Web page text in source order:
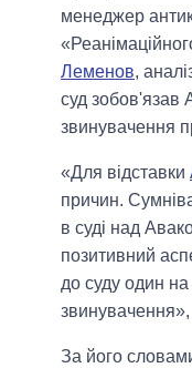
менеджер
Леменов,
суд зобов'язав
звинувачення
«Для відставки
причин.
в суді над
позитивний
до суду один на
За його